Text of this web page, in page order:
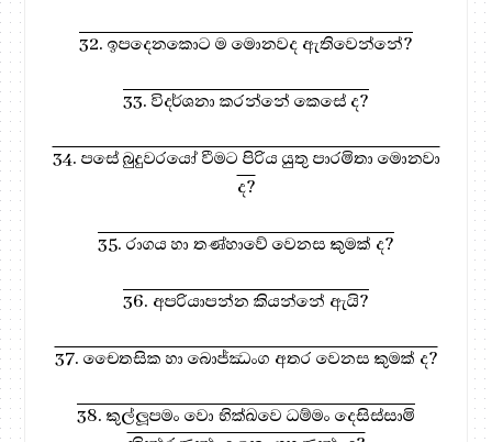
32. ඉපදෙනකොට ම මොනවද ඇතිවෙන්නේ?
33. විදර්ශනා කරන්නේ කෙසේ ද?
34. පසේ බුදුවරයෝ වීමට පිරිය යුතු පාරමිතා මොනවා
ද?
35. රාගය හා තණ්හාවේ වෙනස කුමක් ද?
36. අපරියාපන්න කියන්නේ ඇයි?
37. චෛතසික හා බොජ්ඣංග අතර වෙනස කුමක් ද?
38. කුල්ලූපමං වො භික්‍ඛවෙ ධම්මං දෙසිස්සාමි